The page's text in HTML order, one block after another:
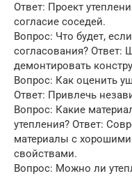
Ответ: Проект
согласие соседей.
Вопрос: Что будет,
согласования? Ответ:
демонтировать
Вопрос: Как оценить
Ответ: Привлечь
Вопрос: Какие
утепления? Ответ:
материалы с
свойствами.
Вопрос: Можно ли